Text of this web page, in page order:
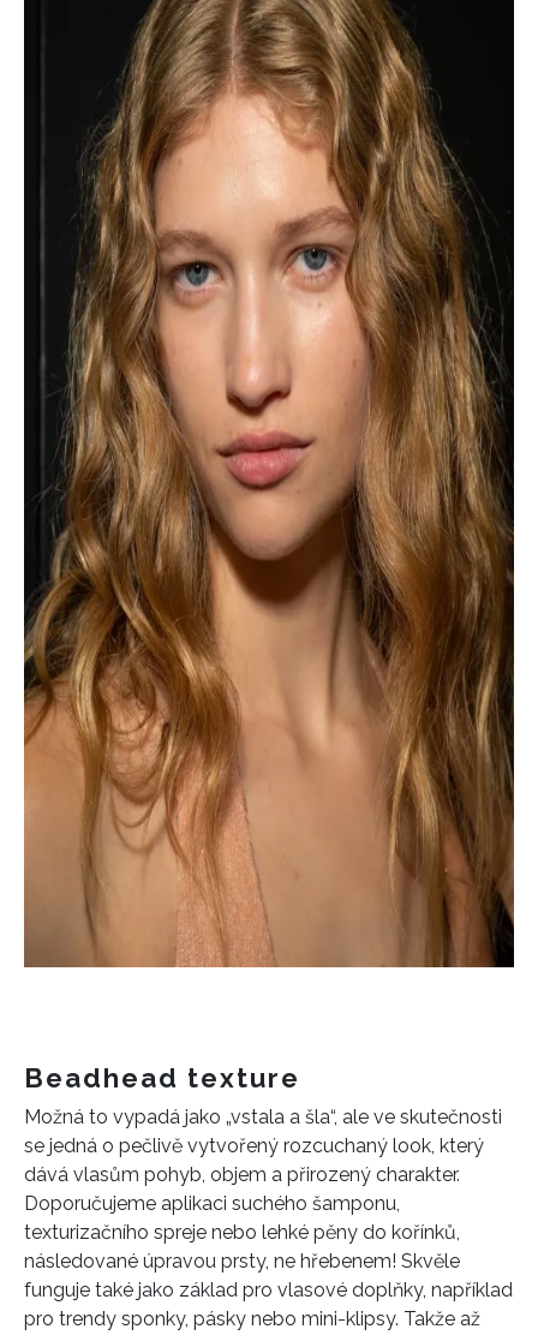
Beadhead texture
Možná to vypadá jako „vstala a šla“, ale ve skutečnosti
se jedná o pečlivě vytvořený rozcuchaný look, který
dává vlasům pohyb, objem a přirozený charakter.
Doporučujeme aplikaci suchého šamponu,
texturizačního spreje nebo lehké pěny do kořínků,
následované úpravou prsty, ne hřebenem! Skvěle
funguje také jako základ pro vlasové doplňky, například
pro trendy sponky, pásky nebo mini-klipsy. Takže až